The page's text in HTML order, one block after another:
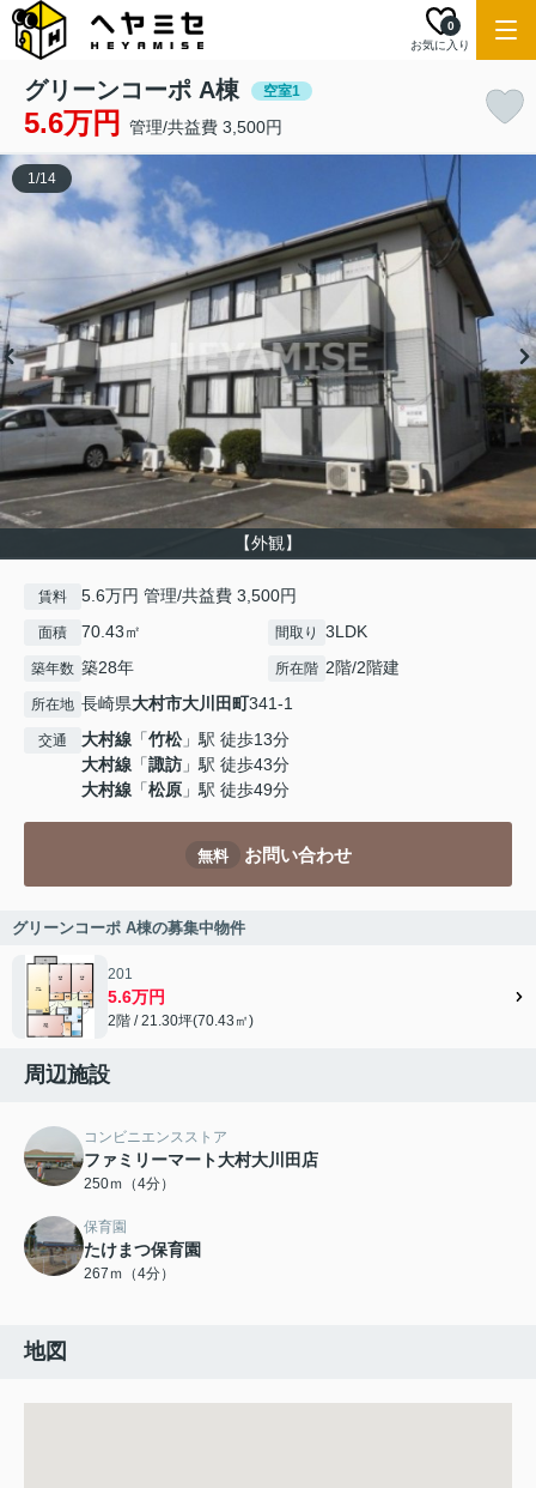
お気に入り
0
グリーンコーポ A棟 空室1
5.6万円 管理/共益費 3,500円
【外観】
1/14
賃料 5.6万円 管理/共益費 3,500円
面積 70.43㎡ 間取り 3LDK
築年数 築28年 所在階 2階/2階建
所在地 長崎県大村市大川田町341-1
交通 大村線 「竹松」駅 徒歩13分
大村線 「諏訪 」駅 徒歩43分
大村線 「松原 」駅 徒歩49分
無料 お問い合わせ
グリーンコーポ A棟の募集中物件
201
5.6万円
2階 / 21.30坪(70.43㎡)
周辺施設
コンビニエンスストア
ファミリーマート大村大川田店
250ｍ（4分）
保育園
たけまつ保育園
267ｍ（4分）
地図